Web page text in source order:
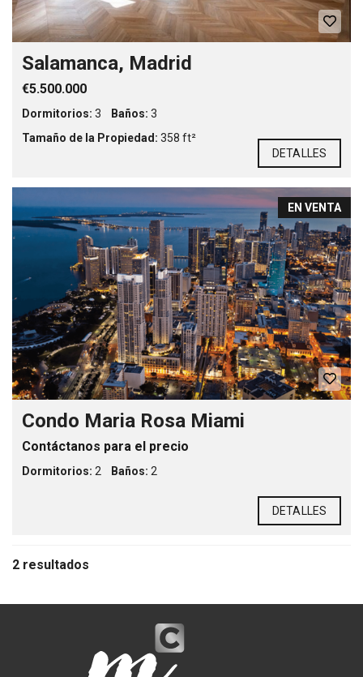
Salamanca, Madrid
€5.500.000
Dormitorios: 3 Baños: 3
Tamaño de la Propiedad: 358 ft²
DETALLES
EN VENTA
Condo Maria Rosa Miami
Contáctanos para el precio
Dormitorios: 2 Baños: 2
DETALLES
2 resultados